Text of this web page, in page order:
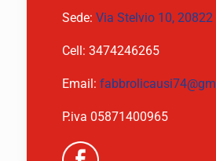
Sede: Via Stelvio 10, 20822
Cell: 3474246265
Email:
P.iva 05871400965